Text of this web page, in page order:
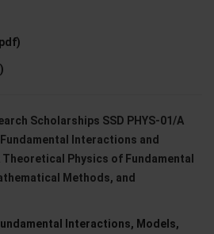
Scholarships SSD PHYS-01/A
Interactions and
Physics of Fundamental
Methods, and
Interactions, Models,